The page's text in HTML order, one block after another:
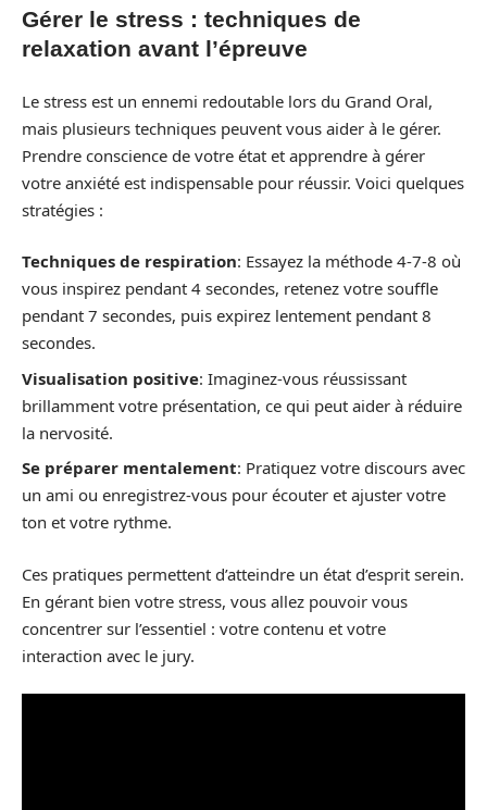
Gérer le stress : techniques de
relaxation avant l’épreuve
Le stress est un ennemi redoutable lors du Grand Oral,
mais plusieurs techniques peuvent vous aider à le gérer.
Prendre conscience de votre état et apprendre à gérer
votre anxiété est indispensable pour réussir. Voici quelques
stratégies :
Techniques de respiration: Essayez la méthode 4-7-8 où
vous inspirez pendant 4 secondes, retenez votre souffle
pendant 7 secondes, puis expirez lentement pendant 8
secondes.
Visualisation positive: Imaginez-vous réussissant
brillamment votre présentation, ce qui peut aider à réduire
la nervosité.
Se préparer mentalement: Pratiquez votre discours avec
un ami ou enregistrez-vous pour écouter et ajuster votre
ton et votre rythme.
Ces pratiques permettent d’atteindre un état d’esprit serein.
En gérant bien votre stress, vous allez pouvoir vous
concentrer sur l’essentiel : votre contenu et votre
interaction avec le jury.